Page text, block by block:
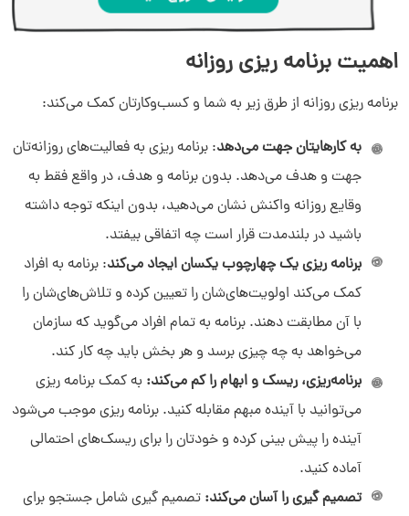
اهمیت برنامه ریزی روزانه
برنامه ریزی روزانه از طرق زیر به شما و کسب‌وکارتان کمک می‌کند:
به کارهایتان جهت می‌دهد: برنامه ریزی به فعالیت‌های روزانه‌تان
جهت و هدف می‌دهد. بدون برنامه و هدف، در واقع فقط به
وقایع روزانه واکنش نشان می‌دهید، بدون اینکه توجه داشته
باشید در بلندمدت قرار است چه اتفاقی بیفتد.
برنامه ریزی یک چهارچوب یکسان ایجاد می‌کند: برنامه به افراد
کمک می‌کند اولویت‌های‌شان را تعیین کرده و تلاش‌های‌شان را
با آن مطابقت دهند. برنامه به تمام افراد می‌گوید که سازمان
می‌خواهد به چه چیزی برسد و هر بخش باید چه کار کند.
برنامه‌ریزی، ریسک و ابهام را کم می‌کند: به کمک برنامه ریزی
می‌توانید با آینده مبهم مقابله کنید. برنامه ریزی موجب می‌شود
آینده را پیش بینی کرده و خودتان را برای ریسک‌های احتمالی
آماده کنید.
تصمیم گیری را آسان می‌کند: تصمیم گیری شامل جستجو برای